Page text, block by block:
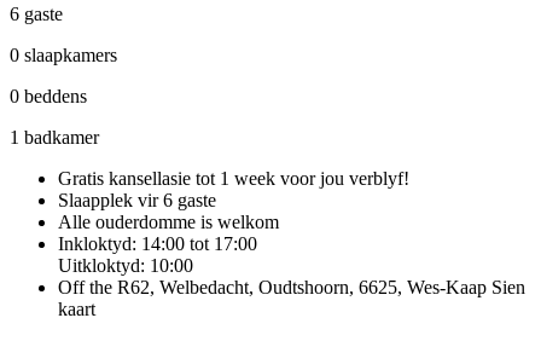
6 gaste
0 slaapkamers
0 beddens
1 badkamer
Gratis kansellasie tot 1 week voor jou verblyf!
Slaapplek vir 6 gaste
Alle ouderdomme is welkom
Inkloktyd: 14:00 tot 17:00
Uitkloktyd: 10:00
Off the R62, Welbedacht, Oudtshoorn, 6625, Wes-Kaap Sien
kaart